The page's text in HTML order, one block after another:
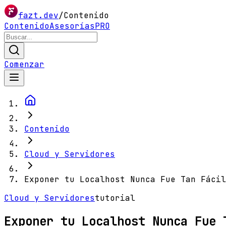
fazt.dev/Contenido
ContenidoAsesoríasPRO
Comenzar
Contenido
Cloud y Servidores
Exponer tu Localhost Nunca Fue Tan
Cloud y Servidorestutorial
Exponer tu Localhost Nunca